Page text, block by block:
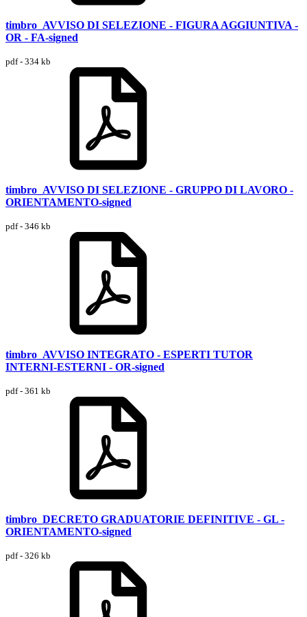
timbro_AVVISO DI SELEZIONE - FIGURA AGGIUNTIVA -
OR - FA-signed
pdf - 334 kb
timbro_AVVISO DI SELEZIONE - GRUPPO DI LAVORO -
ORIENTAMENTO-signed
pdf - 346 kb
timbro_AVVISO INTEGRATO - ESPERTI TUTOR
INTERNI-ESTERNI - OR-signed
pdf - 361 kb
timbro_DECRETO GRADUATORIE DEFINITIVE - GL -
ORIENTAMENTO-signed
pdf - 326 kb